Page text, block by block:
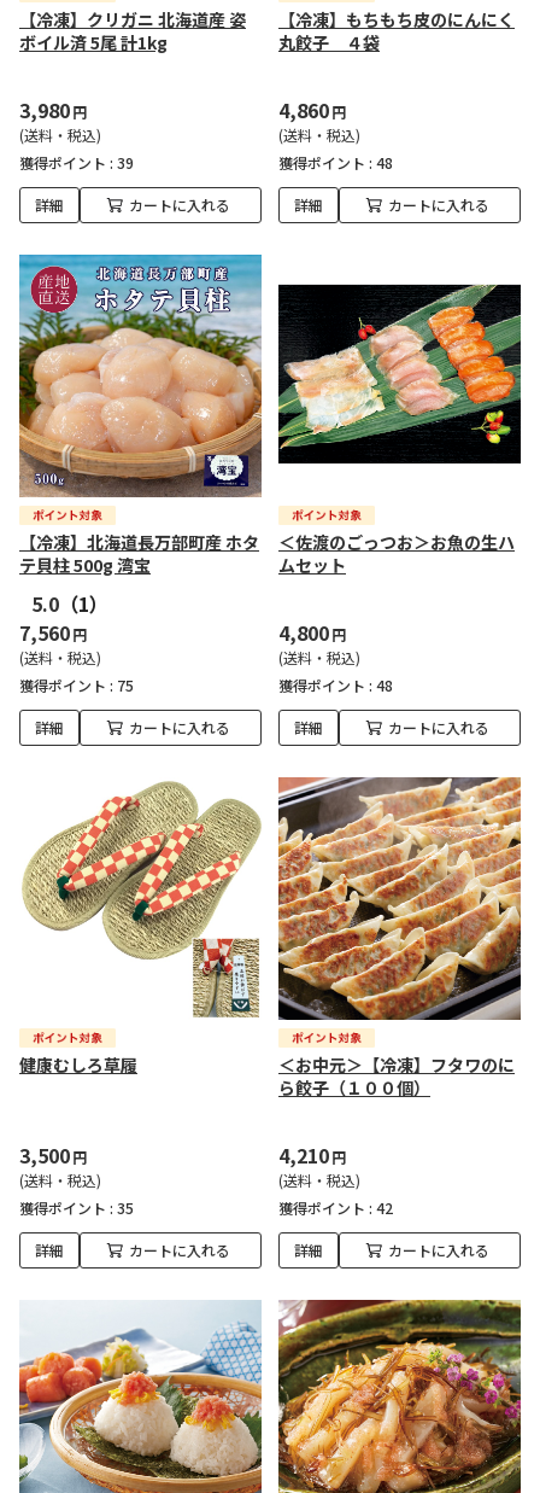
【冷凍】クリガニ 北海道産 姿
ボイル済 5尾 計1kg
3,980円
(送料・税込)
獲得ポイント : 39
詳細 カートに入れる
【冷凍】もちもち皮のにんにく
丸餃子 ４袋
4,860円
(送料・税込)
獲得ポイント : 48
詳細 カートに入れる
【冷凍】北海道長万部町産 ホタ
テ貝柱 500g 湾宝
5.0 （1）
7,560円
(送料・税込)
獲得ポイント : 75
詳細 カートに入れる
＜佐渡のごっつお＞お魚の生ハ
ムセット
4,800円
(送料・税込)
獲得ポイント : 48
詳細 カートに入れる
健康むしろ草履
3,500円
(送料・税込)
獲得ポイント : 35
詳細 カートに入れる
＜お中元＞【冷凍】フタワのに
ら餃子（１００個）
4,210円
(送料・税込)
獲得ポイント : 42
詳細 カートに入れる